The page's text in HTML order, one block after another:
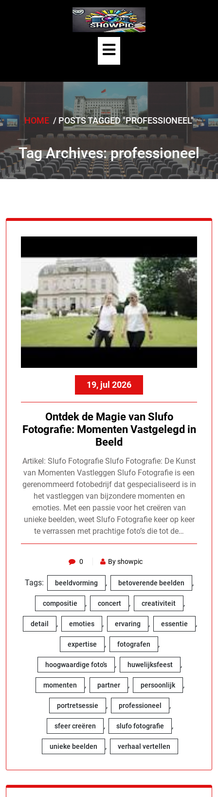
Open
Button
HOME / POSTS TAGGED "PROFESSIONEEL"
Tag Archives: professioneel
19, jul 2026
Ontdek de Magie van Slufo
Fotografie: Momenten Vastgelegd in
Beeld
Artikel: Slufo Fotografie Slufo Fotografie: De Kunst
van Momenten Vastleggen Slufo Fotografie is een
gerenommeerd fotobedrijf dat gespecialiseerd is in
het vastleggen van bijzondere momenten en
emoties. Met een passie voor het creëren van
unieke beelden, weet Slufo Fotografie keer op keer
te verrassen met prachtige foto’s die tot de…
0 By showpic
Tags: beeldvorming , betoverende beelden ,
compositie , concert , creativiteit ,
detail , emoties , ervaring , essentie ,
expertise , fotografen ,
hoogwaardige foto's , huwelijksfeest ,
momenten , partner , persoonlijk ,
portretsessie , professioneel ,
sfeer creëren , slufo fotografie ,
unieke beelden , verhaal vertellen